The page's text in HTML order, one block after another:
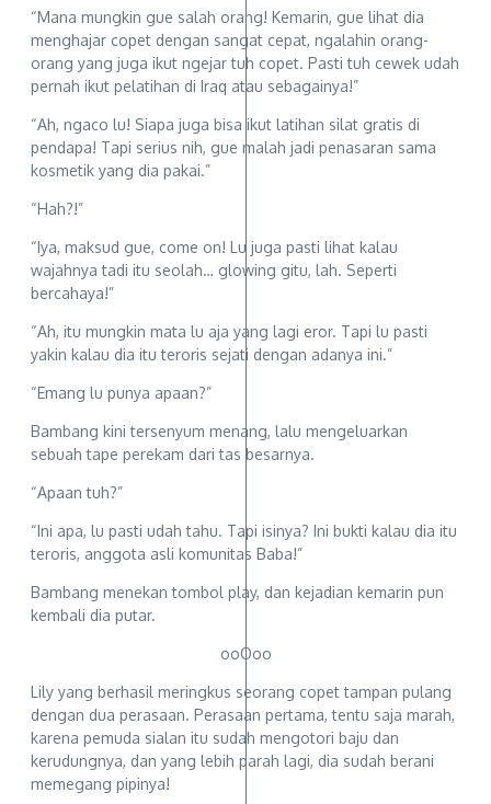
“Mana mungkin gue salah orang! Kemarin, gue lihat dia
menghajar copet dengan sangat cepat, ngalahin orang-
orang yang juga ikut ngejar tuh copet. Pasti tuh cewek udah
pernah ikut pelatihan di Iraq atau sebagainya!”
“Ah, ngaco lu! Siapa juga bisa ikut latihan silat gratis di
pendapa! Tapi serius nih, gue malah jadi penasaran sama
kosmetik yang dia pakai.”
“Hah?!”
“Iya, maksud gue, come on! Lu juga pasti lihat kalau
wajahnya tadi itu seolah… glowing gitu, lah. Seperti
bercahaya!”
“Ah, itu mungkin mata lu aja yang lagi eror. Tapi lu pasti
yakin kalau dia itu teroris sejati dengan adanya ini.”
“Emang lu punya apaan?”
Bambang kini tersenyum menang, lalu mengeluarkan
sebuah tape perekam dari tas besarnya.
“Apaan tuh?”
“Ini apa, lu pasti udah tahu. Tapi isinya? Ini bukti kalau dia itu
teroris, anggota asli komunitas Baba!”
Bambang menekan tombol play, dan kejadian kemarin pun
kembali dia putar.
ooOoo
Lily yang berhasil meringkus seorang copet tampan pulang
dengan dua perasaan. Perasaan pertama, tentu saja marah,
karena pemuda sialan itu sudah mengotori baju dan
kerudungnya, dan yang lebih parah lagi, dia sudah berani
memegang pipinya!